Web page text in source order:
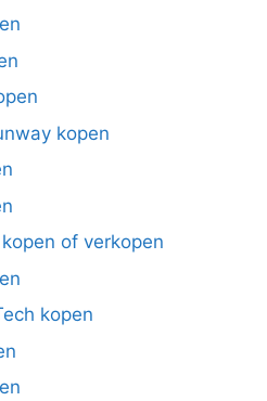
kopen
of verkopen
kopen